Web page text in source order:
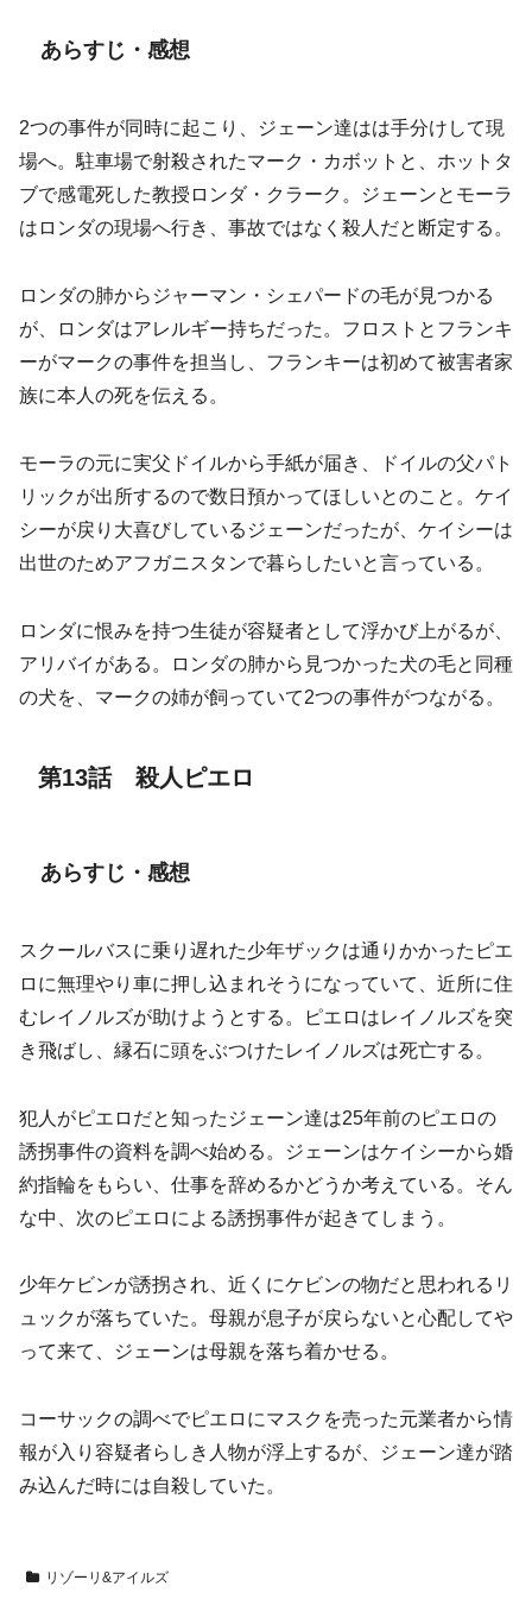
あらすじ・感想
2つの事件が同時に起こり、ジェーン達はは手分けして現
場へ。駐車場で射殺されたマーク・カボットと、ホットタ
ブで感電死した教授ロンダ・クラーク。ジェーンとモーラ
はロンダの現場へ行き、事故ではなく殺人だと断定する。
ロンダの肺からジャーマン・シェパードの毛が見つかる
が、ロンダはアレルギー持ちだった。フロストとフランキ
ーがマークの事件を担当し、フランキーは初めて被害者家
族に本人の死を伝える。
モーラの元に実父ドイルから手紙が届き、ドイルの父パト
リックが出所するので数日預かってほしいとのこと。ケイ
シーが戻り大喜びしているジェーンだったが、ケイシーは
出世のためアフガニスタンで暮らしたいと言っている。
ロンダに恨みを持つ生徒が容疑者として浮かび上がるが、
アリバイがある。ロンダの肺から見つかった犬の毛と同種
の犬を、マークの姉が飼っていて2つの事件がつながる。
第13話 殺人ピエロ
あらすじ・感想
スクールバスに乗り遅れた少年ザックは通りかかったピエ
ロに無理やり車に押し込まれそうになっていて、近所に住
むレイノルズが助けようとする。ピエロはレイノルズを突
き飛ばし、縁石に頭をぶつけたレイノルズは死亡する。
犯人がピエロだと知ったジェーン達は25年前のピエロの
誘拐事件の資料を調べ始める。ジェーンはケイシーから婚
約指輪をもらい、仕事を辞めるかどうか考えている。そん
な中、次のピエロによる誘拐事件が起きてしまう。
少年ケビンが誘拐され、近くにケビンの物だと思われるリ
ュックが落ちていた。母親が息子が戻らないと心配してや
って来て、ジェーンは母親を落ち着かせる。
コーサックの調べでピエロにマスクを売った元業者から情
報が入り容疑者らしき人物が浮上するが、ジェーン達が踏
み込んだ時には自殺していた。
リゾーリ&アイルズ